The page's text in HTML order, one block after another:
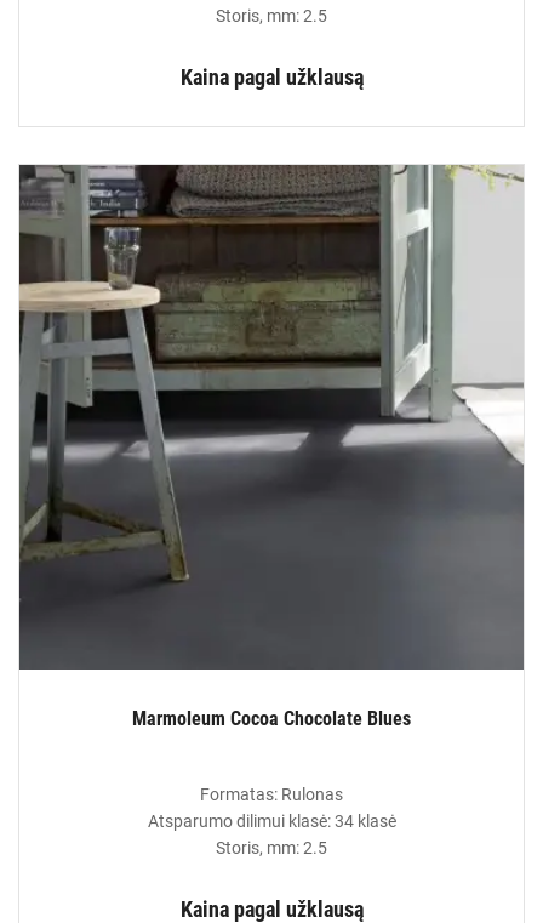
Storis, mm: 2.5
Kaina pagal užklausą
Marmoleum Cocoa Chocolate Blues
Formatas: Rulonas
Atsparumo dilimui klasė: 34 klasė
Storis, mm: 2.5
Kaina pagal užklausą